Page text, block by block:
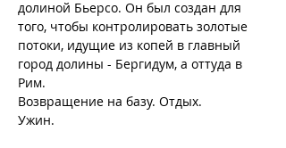
долиной Бьерсо. Он был создан для
того, чтобы контролировать золотые
потоки, идущие из копей в главный
город долины - Бергидум, а оттуда в
Рим.
Возвращение на базу. Отдых.
Ужин.